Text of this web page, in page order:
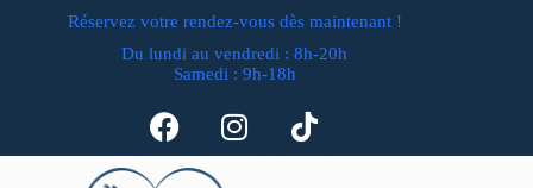
Réservez votre rendez-vous dès maintenant !
Du lundi au vendredi : 8h-20h
Samedi : 9h-18h